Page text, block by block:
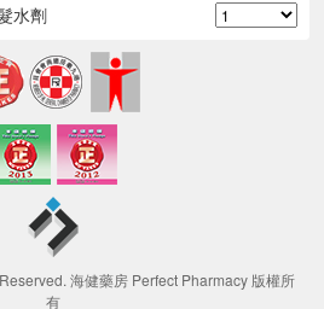
水劑
海健藥房 Perfect Pharmacy 版權所
有